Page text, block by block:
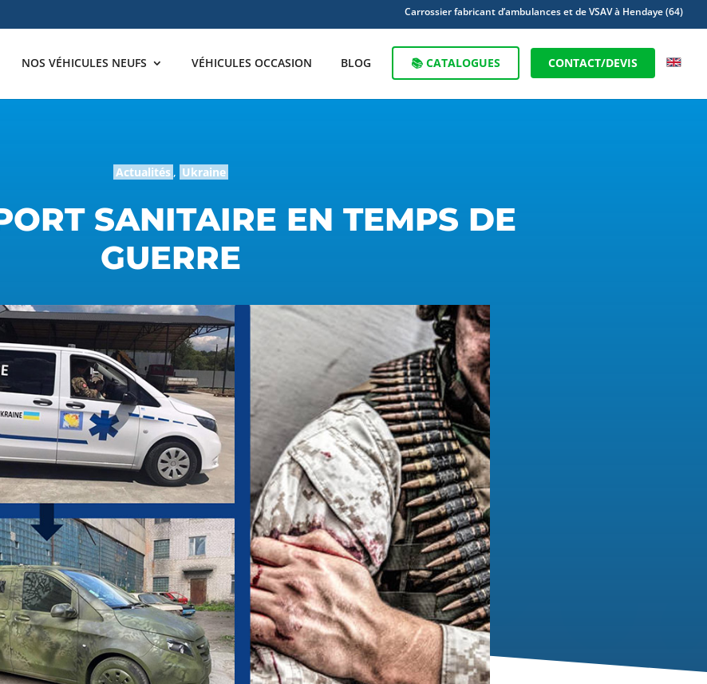
Carrossier fabricant d’ambulances et de VSAV à Hendaye (64)
NOS VÉHICULES NEUFS VÉHICULES OCCASION BLOG 📚 CATALOGUES CONTACT/DEVIS
Actualités , Ukraine
SANITAIRE EN TEMPS DE
GUERRE